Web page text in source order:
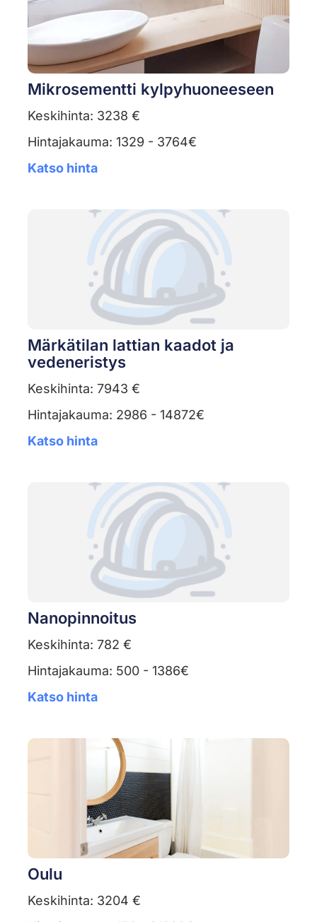
Mikrosementti kylpyhuoneeseen
Keskihinta: 3238 €
Hintajakauma: 1329 - 3764€
Katso hinta
Märkätilan lattian kaadot ja
vedeneristys
Keskihinta: 7943 €
Hintajakauma: 2986 - 14872€
Katso hinta
Nanopinnoitus
Keskihinta: 782 €
Hintajakauma: 500 - 1386€
Katso hinta
Oulu
Keskihinta: 3204 €